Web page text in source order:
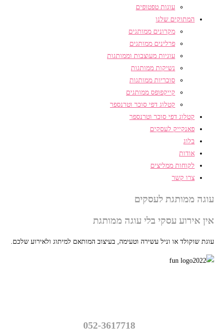
עוגות טפטופים
המתוקים שלנו
מקרונים ממותגים
פרלינים ממותגים
עוגיות מעוצבות וממותגות
נשיקות ממותגות
סוכריות ממותגות
קייקפופס ממותגים
קטלוג דפי סוכר וטרנספר
קטלוג דפי סוכר וטרנספר
פאנקייק לעסקים
בלוג
אודות
לקוחות ממליצים
צרו קשר
עוגה ממותגת לעסקים
אין אירוע עסקי בלי עוגה ממותגת
עוגת שוקולד או וניל עשירה וטעימה, בעיצוב המותאם למיתוג ולאירוע שלכם.
052-3617718